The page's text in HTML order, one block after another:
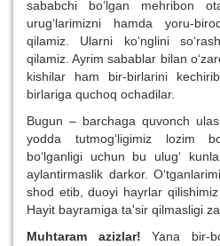
sababchi bo‘lgan mehribon
urug‘larimizni hamda yoru-
qilamiz. Ularni ko‘nglini
qilamiz. Ayrim sabablar bilan
kishilar ham bir-birlarini
birlariga quchoq ochadilar.
Bugun – barchaga quvonch
yodda tutmog‘ligimiz lozim
bo‘lganligi uchun bu ulug‘
aylantirmaslik darkor.
shod etib, duoyi hayrlar
Hayit bayramiga ta'sir qilmasligi
Muhtaram azizlar!
Yana bir-